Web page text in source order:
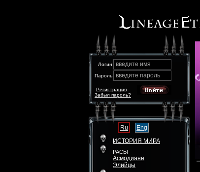
Логин введите имя
Пароль введите пароль
Забыл пароль?
Регистрация
Ru
Eng
ИСТОРИЯ МИРА
РАСЫ
Асмодиане
Элийцы